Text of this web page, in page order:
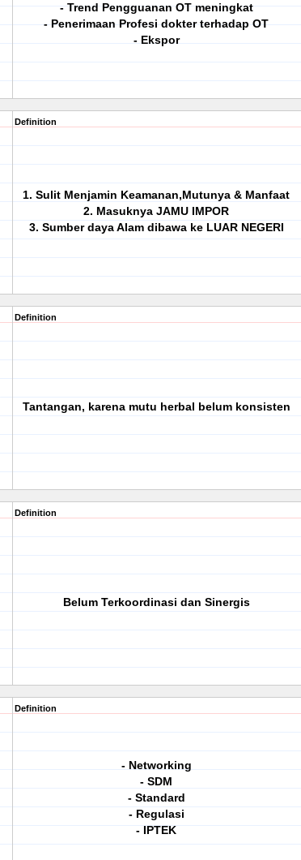
- Trend Pengguanan OT meningkat
- Penerimaan Profesi dokter terhadap OT
- Ekspor
Definition
1. Sulit Menjamin Keamanan,Mutunya & Manfaat
2. Masuknya JAMU IMPOR
3. Sumber daya Alam dibawa ke LUAR NEGERI
Definition
Tantangan, karena mutu herbal belum konsisten
Definition
Belum Terkoordinasi dan Sinergis
Definition
- Networking
- SDM
- Standard
- Regulasi
- IPTEK